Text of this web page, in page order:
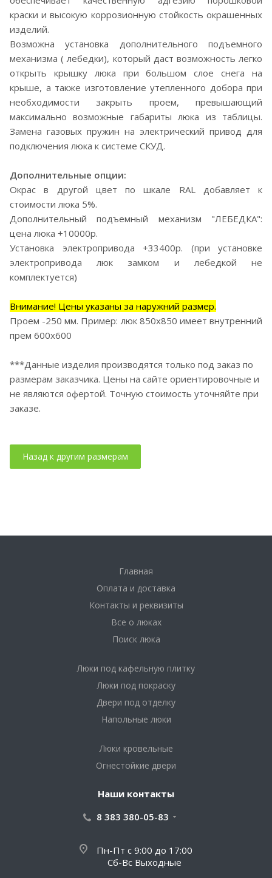
краски и высокую коррозионную стойкость окрашенных
изделий.
Возможна установка дополнительного подъемного
механизма ( лебедки), который даст возможность легко
открыть крышку люка при большом слое снега на
крыше, а также изготовление утепленного добора при
необходимости закрыть проем, превышающий
максимально возможные габариты люка из таблицы.
Замена газовых пружин на электрический привод для
подключения люка к системе СКУД.
Дополнительные опции:
Окрас в другой цвет по шкале RAL добавляет к
стоимости люка 5%.
Дополнительный подъемный механизм "ЛЕБЕДКА":
цена люка +10000р.
Установка электропривода +33400р. (при установке
электропривода люк замком и лебедкой не
комплектуется)
Внимание! Цены указаны за наружний размер.
Проем -250 мм. Пример: люк 850х850 имеет внутренний
прем 600х600
***Данные изделия производятся только под заказ по
размерам заказчика. Цены на сайте ориентировочные и
не являются офертой. Точную стоимость уточняйте при
заказе.
Главная
Оплата и доставка
Контакты и реквизиты
Все о люках
Поиск люка
Люки под кафельную плитку
Люки под покраску
Двери под отделку
Напольные люки
Люки кровельные
Огнестойкие двери
Наши контакты
8 383 380-05-83
Пн-Пт с 9:00 до 17:00
Сб-Вс Выходные